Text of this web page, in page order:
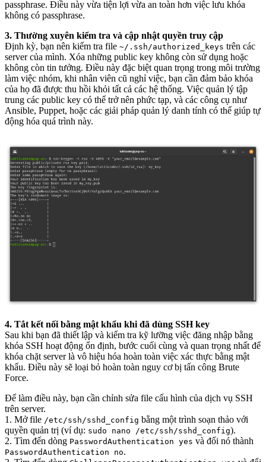
passphrase. Điều này vừa tiện lợi vừa an toàn hơn việc lưu khóa
không có passphrase.
3. Thường xuyên kiểm tra và cập nhật quyền truy cập
Định kỳ, bạn nên kiểm tra file ~/.ssh/authorized_keys trên các
server của mình. Xóa những public key không còn sử dụng hoặc
không còn tin tưởng. Điều này đặc biệt quan trọng trong môi trường
làm việc nhóm, khi nhân viên cũ nghỉ việc, bạn cần đảm bảo khóa
của họ đã được thu hồi khỏi tất cả các hệ thống. Việc quản lý tập
trung các public key có thể trở nên phức tạp, và các công cụ như
Ansible, Puppet, hoặc các giải pháp quản lý danh tính có thể giúp tự
động hóa quá trình này.
4. Tắt kết nối bằng mật khẩu khi đã dùng SSH key
Sau khi bạn đã thiết lập và kiểm tra kỹ lưỡng việc đăng nhập bằng
khóa SSH hoạt động ổn định, bước cuối cùng và quan trọng nhất để
khóa chặt server là vô hiệu hóa hoàn toàn việc xác thực bằng mật
khẩu. Điều này sẽ loại bỏ hoàn toàn nguy cơ bị tấn công Brute
Force.
Để làm điều này, bạn cần chỉnh sửa file cấu hình của dịch vụ SSH
trên server.
1. Mở file /etc/ssh/sshd_config bằng một trình soạn thảo với
quyền quản trị (ví dụ: sudo nano /etc/ssh/sshd_config).
2. Tìm đến dòng PasswordAuthentication yes và đổi nó thành
PasswordAuthentication no.